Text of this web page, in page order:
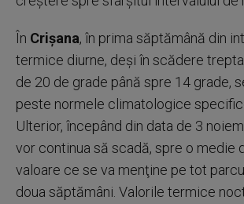
În Crişana, în prima săptămână din
termice diurne, deşi în scădere
de 20 de grade până spre 14 grade,
peste normele climatologice
Ulterior, începând din data de 3
vor continua să scadă, spre o medie
valoare ce se va menţine pe tot
doua săptămâni. Valorile termice